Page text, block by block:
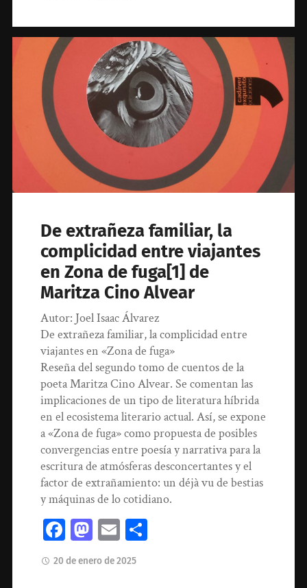
De extrañeza familiar, la
complicidad entre viajantes
en Zona de fuga[1] de
Maritza Cino Alvear
Autor: Joel Isaac Álvarez
De extrañeza familiar, la complicidad entre
viajantes en «Zona de fuga»
Reseña del segundo tomo de cuentos de la
poeta Maritza Cino Alvear. Se comentan las
implicaciones de un tipo de literatura híbrida
en el ecosistema literario actual. Así, se expone
a «Zona de fuga» como propuesta de posibles
convergencias entre poesía y narrativa para la
escritura de atmósferas desconcertantes y el
factor de extrañamiento: un déjà vu de bestias
y máquinas de lo cotidiano.
Facebook
Mastodon
Email
20 de enero de 2025